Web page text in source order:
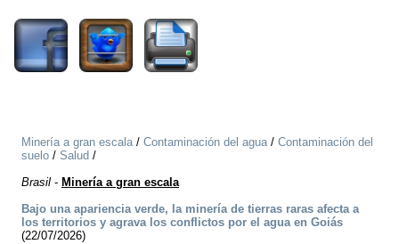
Minería a gran escala/ Contaminación del agua/ Contaminación del
suelo / Salud /
Brasil - Minería a gran escala
Bajo una apariencia verde, la minería de tierras raras afecta a
los territorios y agrava los conflictos por el agua en Goiás
(22/07/2026)